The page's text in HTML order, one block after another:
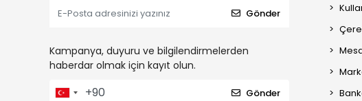
Gönder
Kampanya, duyuru ve bilgilendirmelerden
haberdar olmak için kayıt olun.
Gönder